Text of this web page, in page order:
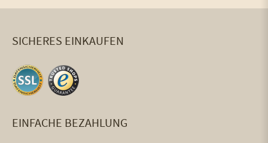
SICHERES EINKAUFEN
EINFACHE BEZAHLUNG